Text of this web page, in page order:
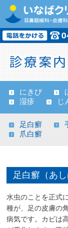
にきび
湿疹
じ
足白癬
爪白癬
足白癬（あし
水虫のことを正式
種が、足の皮膚の
病気です。カビは